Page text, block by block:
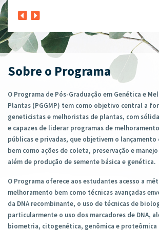
Sobre o Programa
O Programa de Pós-Graduação em Genética e
Plantas (PGGMP) tem como objetivo central a
geneticistas e melhoristas de plantas, com
e capazes de liderar programas de
públicas e privadas, que objetivem o lançamento
bem como ações de coleta, preservação e
além de produção de semente básica e genética.
O Programa oferece aos estudantes acesso a
melhoramento bem como técnicas avançadas
da DNA recombinante, o uso de técnicas de
particularmente o uso dos marcadores de DNA,
biometria, citogenética, genômica e proteômica